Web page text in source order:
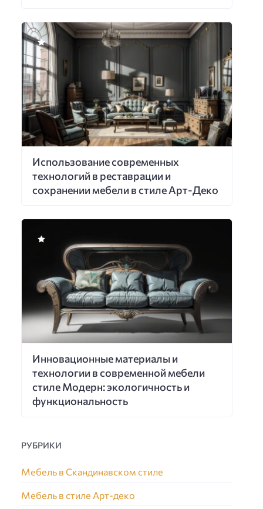
Использование современных
технологий в реставрации и
сохранении мебели в стиле Арт-Деко
Инновационные материалы и
технологии в современной мебели
стиле Модерн: экологичность и
функциональность
РУБРИКИ
Мебель в Скандинавском стиле
Мебель в стиле Арт-деко